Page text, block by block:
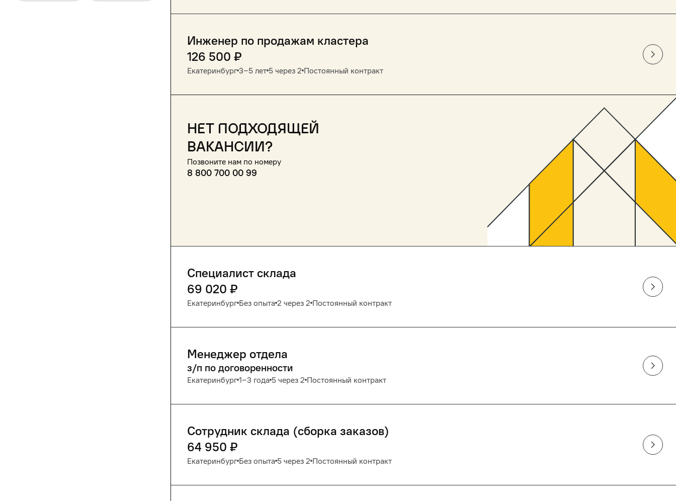
Инженер по продажам кластера
126 500 ₽
Екатеринбург 3‒5 лет 5 через 2 Постоянный контракт
Нет подходящей
вакансии?
Позвоните нам по номеру
8 800 700 00 99
Специалист склада
69 020 ₽
Екатеринбург Без опыта 2 через 2 Постоянный контракт
Менеджер отдела
з/п по договоренности
Екатеринбург 1‒3 года 5 через 2 Постоянный контракт
Сотрудник склада (сборка заказов)
64 950 ₽
Екатеринбург Без опыта 5 через 2 Постоянный контракт